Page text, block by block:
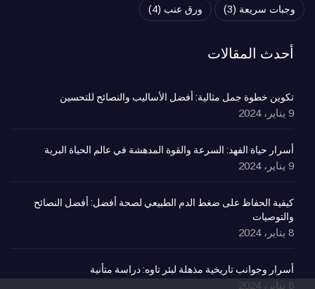
وجبات سريعة (3) ورق عنب (4)
أحدث المقالات
تكوين خطوة جمل مثالية: أفضل الأساليب والنصائح للتحسين
9 يناير، 2024
أسرار حياة الفهد: السرعة والقوة المدهشة في عالم الحياة البرية
9 يناير، 2024
كيفية الحفاظ على ضغط الدم الطبيعي لصحة أفضل: أفضل النصائح
والتوصيات
8 يناير، 2024
أسرار وجوانب تاريخية مذهلة لبئر تاوه: دراسة متأنية
8 يناير، 2024